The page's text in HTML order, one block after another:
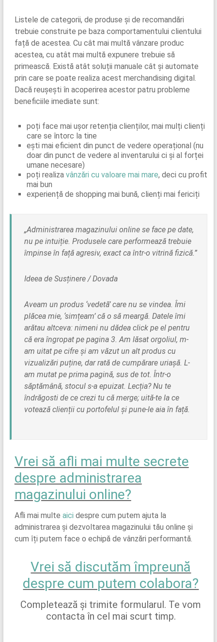
Listele de categorii, de produse și de recomandări
trebuie construite pe baza comportamentului clientului
față de acestea. Cu cât mai multă vânzare produc
acestea, cu atât mai multă expunere trebuie să
primească. Există atât soluții manuale cât și automate
prin care se poate realiza acest merchandising digital.
Dacă reușești în acoperirea acestor patru probleme
beneficiile imediate sunt:
poți face mai ușor retenția clienților, mai mulți clienți
care se întorc la tine
ești mai eficient din punct de vedere operațional (nu
doar din punct de vedere al inventarului ci și al forței
umane necesare)
poți realiza vânzări cu valoare mai mare, deci cu profit
mai bun
experiență de shopping mai bună, clienți mai fericiți
„Administrarea magazinului online se face pe date,
nu pe intuiție. Produsele care performează trebuie
împinse în față agresiv, exact ca într-o vitrină fizică.”
Ideea de Susținere / Dovada
Aveam un produs ‘vedetă’ care nu se vindea. Îmi
plăcea mie, ‘simțeam’ că o să meargă. Datele îmi
arătau altceva: nimeni nu dădea click pe el pentru
că era îngropat pe pagina 3. Am lăsat orgoliul, m-
am uitat pe cifre și am văzut un alt produs cu
vizualizări puține, dar rată de cumpărare uriașă. L-
am mutat pe prima pagină, sus de tot. Într-o
săptămână, stocul s-a epuizat. Lecția? Nu te
îndrăgosti de ce crezi tu că merge; uită-te la ce
votează clienții cu portofelul și pune-le aia în față.
Vrei să afli mai multe secrete
despre administrarea
magazinului online?
Afli mai multe aici despre cum putem ajuta la
administrarea și dezvoltarea magazinului tău online și
cum îți putem face o echipă de vânzări performantă.
Vrei să discutăm împreună
despre cum putem colabora?
Completează și trimite formularul. Te vom
contacta în cel mai scurt timp.